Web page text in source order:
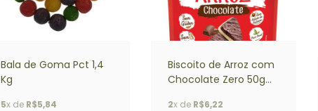
Bala de Goma Pct 1,4
Kg
5x de R$5,84
Biscoito de Arroz com
Chocolate Zero 50g
2x de R$6,22